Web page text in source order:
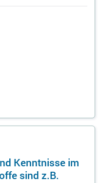
Kenntnisse im
sind z.B.